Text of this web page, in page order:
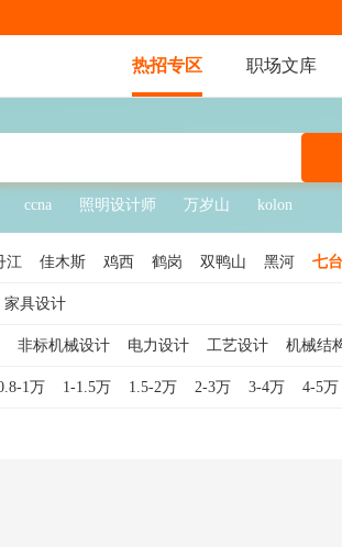
热招专区 职场文库
ccna 照明设计师 万岁山 kolon
江 佳木斯 鸡西 鹤岗 双鸭山 黑河 七
家具设计
非标机械设计 电力设计 工艺设计 机械结
1万 1-1.5万 1.5-2万 2-3万 3-4万 4-5万